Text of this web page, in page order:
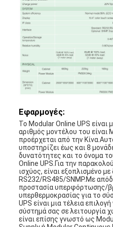
Εφαρμογές:
Το Modular Online UPS είναι
αριθμός μοντέλου του είναι
προέρχεται από την
υποστηρίζει έως και 8
δυνατότητες και το όνομα
Online UPS.Για την
ισχύος, είναι εξοπλισμένο
RS232/RS485/SNMP.Με
προστασία υπερφόρτωσης/
υπερθερμοκρασίας για το
UPS είναι μια τέλεια
σύστημά σας σε λειτουργία
είναι επίσης γνωστό ως